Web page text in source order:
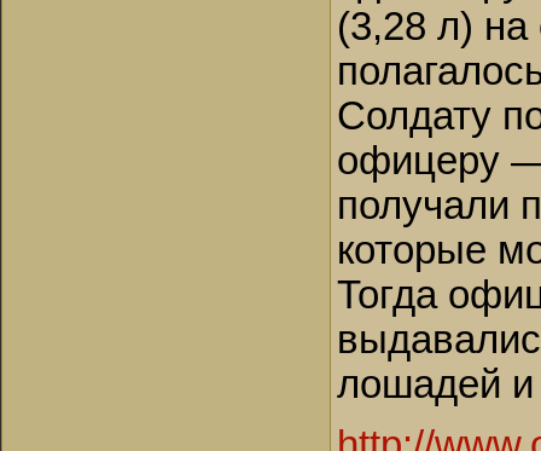
(3,28 л) на
Солдату
офицеру —
получали
которые
Тогда
лошадей и